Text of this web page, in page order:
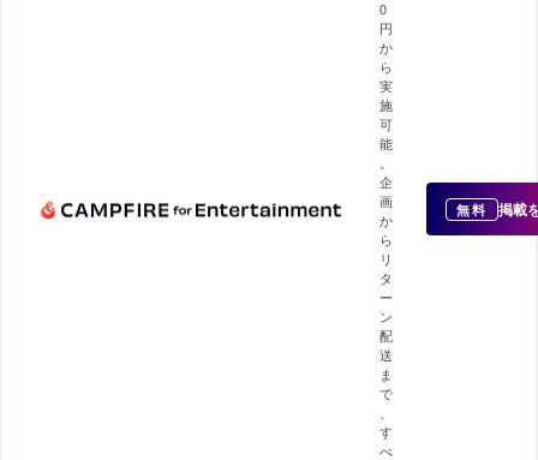
0
円
か
ら
実
施
可
能
。
企
画
か
ら
リ
タ
ー
ン
配
送
ま
で
、
す
べ
無料 掲載